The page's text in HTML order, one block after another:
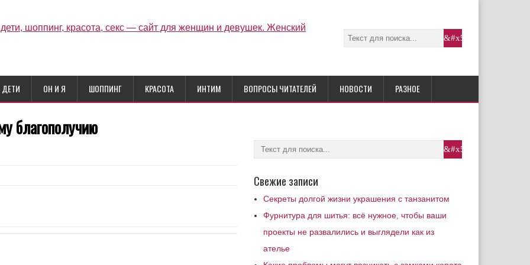
ДЕТИ ОН И Я ШОППИНГ КРАСОТА ИНТИМ ВОПРОСЫ ЧИТАТЕЛЕЙ НОВОСТИ РАЗНОЕ
благополучию
Свежие записи
Секреты долгой жизни украшения с танзанитом
Фурнитура для шитья: всё нужное, чтобы ваши
проекты не развалились и выглядели как из
ателье